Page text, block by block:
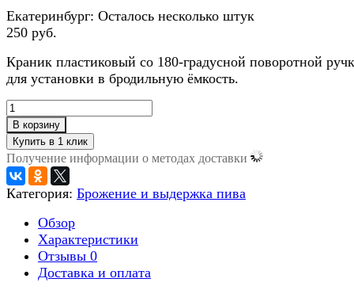
Екатеринбург: Осталось несколько штук
250 руб.
Краник пластиковый со 180-градусной поворотной
для установки в бродильную ёмкость.
В корзину
Получение информации о методах доставки
Категория: Брожение и выдержка пива
Обзор
Характеристики
Отзывы 0
Доставка и оплата